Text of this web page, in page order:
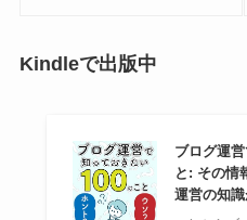
Kindleで出版中
ブログ運
と: その情
運営の知